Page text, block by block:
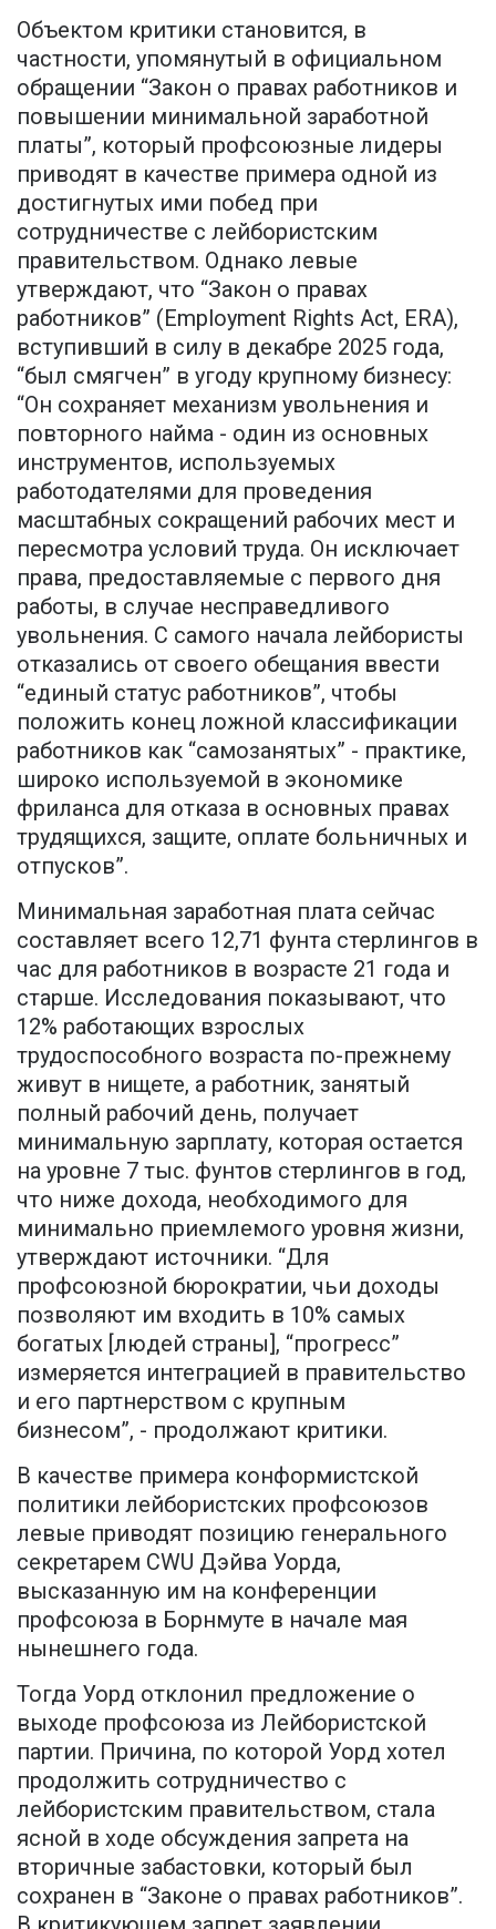
Объектом критики становится, в
частности, упомянутый в официальном
обращении “Закон о правах работников и
повышении минимальной заработной
платы”, который профсоюзные лидеры
приводят в качестве примера одной из
достигнутых ими побед при
сотрудничестве с лейбористским
правительством. Однако левые
утверждают, что “Закон о правах
работников” (Employment Rights Act, ERA),
вступивший в силу в декабре 2025 года,
“был смягчен” в угоду крупному бизнесу:
“Он сохраняет механизм увольнения и
повторного найма - один из основных
инструментов, используемых
работодателями для проведения
масштабных сокращений рабочих мест и
пересмотра условий труда. Он исключает
права, предоставляемые с первого дня
работы, в случае несправедливого
увольнения. С самого начала лейбористы
отказались от своего обещания ввести
“единый статус работников”, чтобы
положить конец ложной классификации
работников как “самозанятых” - практике,
широко используемой в экономике
фриланса для отказа в основных правах
трудящихся, защите, оплате больничных и
отпусков”.
Минимальная заработная плата сейчас
составляет всего 12,71 фунта стерлингов в
час для работников в возрасте 21 года и
старше. Исследования показывают, что
12% работающих взрослых
трудоспособного возраста по-прежнему
живут в нищете, а работник, занятый
полный рабочий день, получает
минимальную зарплату, которая остается
на уровне 7 тыс. фунтов стерлингов в год,
что ниже дохода, необходимого для
минимально приемлемого уровня жизни,
утверждают источники. “Для
профсоюзной бюрократии, чьи доходы
позволяют им входить в 10% самых
богатых [людей страны], “прогресс”
измеряется интеграцией в правительство
и его партнерством с крупным
бизнесом”, - продолжают критики.
В качестве примера конформистской
политики лейбористских профсоюзов
левые приводят позицию генерального
секретарем CWU Дэйва Уорда,
высказанную им на конференции
профсоюза в Борнмуте в начале мая
нынешнего года.
Тогда Уорд отклонил предложение о
выходе профсоюза из Лейбористской
партии. Причина, по которой Уорд хотел
продолжить сотрудничество с
лейбористским правительством, стала
ясной в ходе обсуждения запрета на
вторичные забастовки, который был
сохранен в “Законе о правах работников”.